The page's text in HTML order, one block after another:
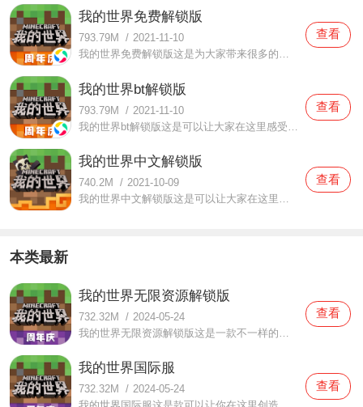
我的世界免费解锁版
793.79M / 2021-11-10
查看
我的世界bt解锁版
793.79M / 2021-11-10
查看
我的世界中文解锁版
740.2M / 2021-10-09
我的世界中文解锁版这是可以让大家在这里感受到很多精彩的内容体验，可以在这里自由的去感受到很多好玩好看的内容，可以自由的去体验丰富的生活内容，在这里的各种资源都是免费的，还有非常丰富的创造内容可以感受，很多好玩好看的生活资源都可以经过你的手创造出来，而且
查看
本类最新
我的世界无限资源解锁版
732.32M / 2024-05-24
查看
我的世界国际服
732.32M / 2024-05-24
查看